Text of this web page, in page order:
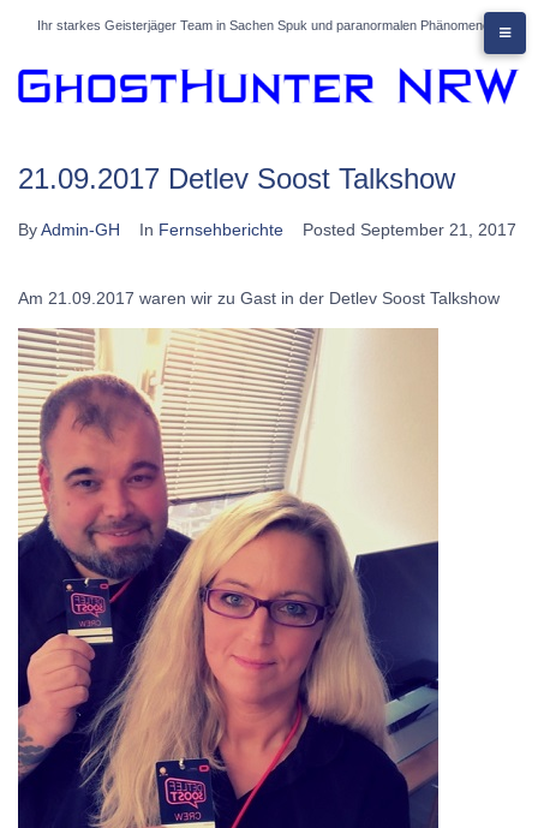
content
Ihr starkes Geisterjäger Team in Sachen Spuk und paranormalen Phänomene
21.09.2017 Detlev Soost Talkshow
ByAdmin-GH In Fernsehberichte Posted September 21, 2017
Am 21.09.2017 waren wir zu Gast in der Detlev Soost Talkshow